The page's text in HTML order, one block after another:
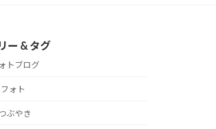
ー & タグ
トブログ
ォト
ぶやき